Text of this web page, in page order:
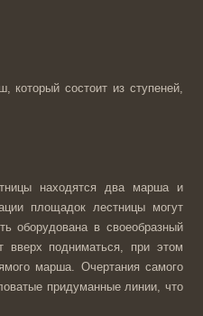
который состоит из ступеней,
находятся два марша и
площадок лестницы могут
оборудована в своеобразный
вверх подниматься, при этом
марша. Очертания самого
придуманные линии, что